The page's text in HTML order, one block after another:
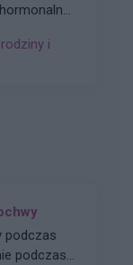
Czy
cyklu
i
podczas
podczas